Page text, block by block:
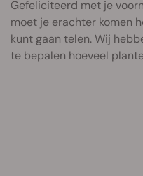
Gefeliciteerd met je
moet je erachter komen
kunt gaan telen. Wij
te bepalen hoeveel